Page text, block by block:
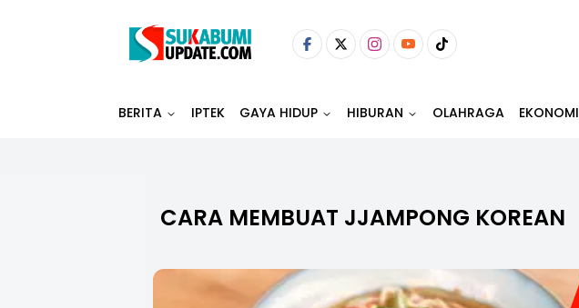
BERITA IPTEK GAYA HIDUP HIBURAN OLAHRAGA EKONOMI
CARA MEMBUAT JJAMPONG KOREAN